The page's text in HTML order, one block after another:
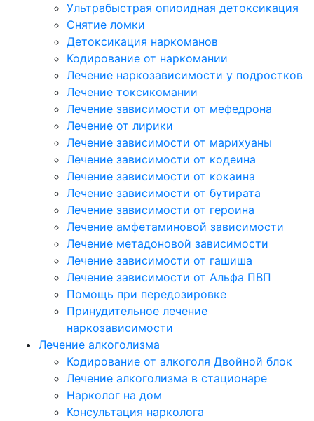
Ультрабыстрая опиоидная детоксикация
Снятие ломки
Детоксикация наркоманов
Кодирование от наркомании
Лечение наркозависимости у подростков
Лечение токсикомании
Лечение зависимости от мефедрона
Лечение от лирики
Лечение зависимости от марихуаны
Лечение зависимости от кодеина
Лечение зависимости от кокаина
Лечение зависимости от бутирата
Лечение зависимости от героина
Лечение амфетаминовой зависимости
Лечение метадоновой зависимости
Лечение зависимости от гашиша
Лечение зависимости от Альфа ПВП
Помощь при передозировке
Принудительное лечение
наркозависимости
Лечение алкоголизма
Кодирование от алкоголя Двойной блок
Лечение алкоголизма в стационаре
Нарколог на дом
Консультация нарколога